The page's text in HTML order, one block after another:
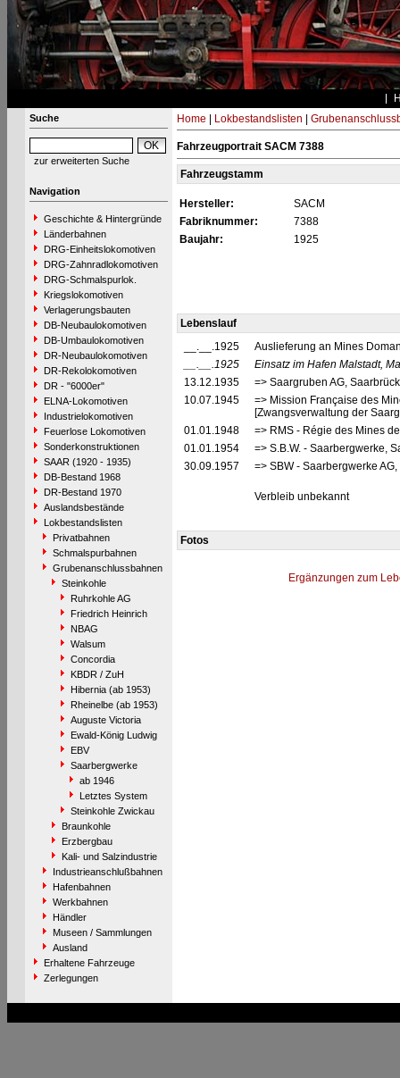
Suche
zur erweiterten Suche
Navigation
Geschichte & Hintergründe
Länderbahnen
DRG-Einheitslokomotiven
DRG-Zahnradlokomotiven
DRG-Schmalspurlok.
Kriegslokomotiven
Verlagerungsbauten
DB-Neubaulokomotiven
DB-Umbaulokomotiven
DR-Neubaulokomotiven
DR-Rekolokomotiven
DR - "6000er"
ELNA-Lokomotiven
Industrielokomotiven
Feuerlose Lokomotiven
Sonderkonstruktionen
SAAR (1920 - 1935)
DB-Bestand 1968
DR-Bestand 1970
Auslandsbestände
Lokbestandslisten
Privatbahnen
Schmalspurbahnen
Grubenanschlussbahnen
Steinkohle
Ruhrkohle AG
Friedrich Heinrich
NBAG
Walsum
Concordia
KBDR / ZuH
Hibernia (ab 1953)
Rheinelbe (ab 1953)
Auguste Victoria
Ewald-König Ludwig
EBV
Saarbergwerke
ab 1946
Letztes System
Steinkohle Zwickau
Braunkohle
Erzbergbau
Kali- und Salzindustrie
Industrieanschlußbahnen
Hafenbahnen
Werkbahnen
Händler
Museen / Sammlungen
Ausland
Erhaltene Fahrzeuge
Zerlegungen
Home Lokbestandslisten
Fahrzeugportrait SACM 7388
Fahrzeugstamm
Hersteller:
SACM
Fabriknummer:
7388
Baujahr:
1925
Lebenslauf
__.__.1925
Auslieferung an Mines
__.__.1925
Einsatz im Hafen Malstadt,
13.12.1935
=> Saargruben AG,
10.07.1945
=> Mission Française des
[Zwangsverwaltung der
01.01.1948
=> RMS - Régie des Mines
01.01.1954
=> S.B.W. - Saarbergwerke,
30.09.1957
=> SBW - Saarbergwerke
Verbleib unbekannt
Fotos
Ergänzungen zum